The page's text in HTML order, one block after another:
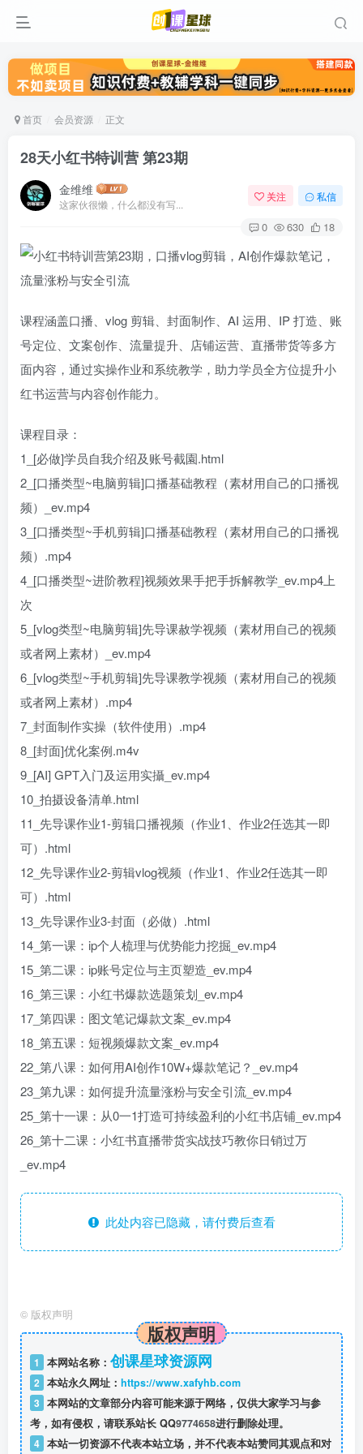
首页 会员资源 正文
28天小红书特训营 第23期
金维维
这家伙很懒，什么都没有写...
关注 私信
0 630 18
课程涵盖口播、vlog 剪辑、封面制作、AI 运用、IP 打造、账
号定位、文案创作、流量提升、店铺运营、直播带货等多方
面内容，通过实操作业和系统教学，助力学员全方位提升小
红书运营与内容创作能力。
课程目录：
1_[必做]学员自我介绍及账号截園.html
2_[口播类型~电脑剪辑]口播基础教程（素材用自己的口播视
频）_ev.mp4
3_[口播类型~手机剪辑]口播基础教程（素材用自己的口播视
频）.mp4
4_[口播类型~进阶教程]视频效果手把手拆解教学_ev.mp4上
次
5_[vlog类型~电脑剪辑]先导课赦学视频（素材用自己的视频
或者网上素材）_ev.mp4
6_[vlog类型~手机剪辑]先导课教学视频（素材用自己的视频
或者网上素材）.mp4
7_封面制作实操（软件使用）.mp4
8_[封面]优化案例.m4v
9_[AI] GPT入门及运用实攝_ev.mp4
10_拍摄设备清单.html
11_先导课作业1-剪辑口播视频（作业1、作业2任选其一即
可）.html
12_先导课作业2-剪辑vlog视频（作业1、作业2任选其一即
可）.html
13_先导课作业3-封面（必做）.html
14_第一课：ip个人梳理与优势能力挖掘_ev.mp4
15_第二课：ip账号定位与主页塑造_ev.mp4
16_第三课：小红书爆款选题策划_ev.mp4
17_第四课：图文笔记爆款文案_ev.mp4
18_第五课：短视频爆款文案_ev.mp4
22_第八课：如何用AI创作10W+爆款笔记？_ev.mp4
23_第九课：如何提升流量涨粉与安全引流_ev.mp4
25_第十一课：从0一1打造可持续盈利的小红书店铺_ev.mp4
26_第十二课：小红书直播带货实战技巧教你日销过万
_ev.mp4
此处内容已隐藏，请付费后查看
© 版权声明
版权声明
1 本网站名称： 创课星球资源网
2 本站永久网址： https://www.xafyhb.com
3 本网站的文章部分内容可能来源于网络，仅供大家学习与参
考，如有侵权，请联系站长 QQ9774658进行删除处理。
4 本站一切资源不代表本站立场，并不代表本站赞同其观点和对